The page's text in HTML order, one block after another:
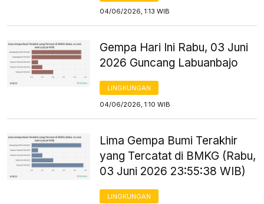
04/06/2026, 1:13 WIB
Gempa Hari Ini Rabu, 03 Juni
2026 Guncang Labuanbajo
LINGKUNGAN
04/06/2026, 1:10 WIB
Lima Gempa Bumi Terakhir
yang Tercatat di BMKG (Rabu,
03 Juni 2026 23:55:38 WIB)
LINGKUNGAN